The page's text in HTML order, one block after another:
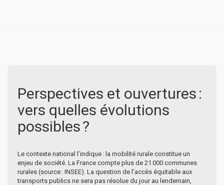
Perspectives et ouvertures :
vers quelles évolutions
possibles ?
Le contexte national l’indique : la mobilité rurale constitue un
enjeu de société. La France compte plus de 21 000 communes
rurales (source : INSEE). La question de l’accès équitable aux
transports publics ne sera pas résolue du jour au lendemain,